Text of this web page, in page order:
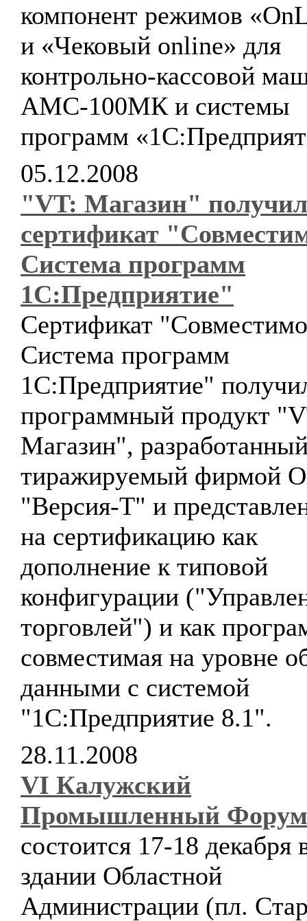
компонент режимов
и «Чековый online» для
контрольно-кассовой
АМС-100МК и системы
программ
05.12.2008
"VT: Магазин" получил
сертификат
Система программ
1С:Предприятие"
Сертификат
Система программ
1С:Предприятие"
программный продукт
Магазин",
тиражируемый фирмой
"Версия-Т" и
на сертификацию как
дополнение к типовой
конфигурации
торговлей") и как
совместимая на уровне
данными с системой
"1С:Предприятие 8.1".
28.11.2008
VI Калужский
Промышленный Форум
состоится 17-18 декабря
здании Областной
Администрации (пл.